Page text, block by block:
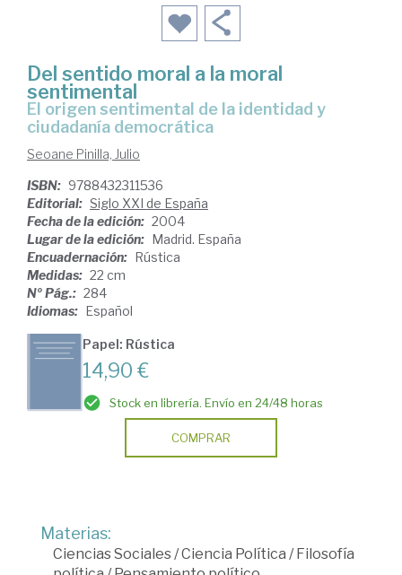
Del sentido moral a la moral
sentimental
el origen sentimental de la identidad y
ciudadanía democrática
Seoane Pinilla, Julio
ISBN: 9788432311536
Editorial: Siglo XXI de España
Fecha de la edición: 2004
Lugar de la edición: Madrid. España
Encuadernación: Rústica
Medidas: 22 cm
Nº Pág.: 284
Idiomas: Español
Papel: Rústica
14,90 €
Stock en librería. Envío en 24/48 horas
COMPRAR
Materias:
Ciencias Sociales/Ciencia Política /Filosofía